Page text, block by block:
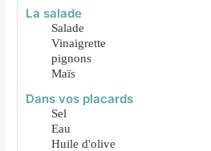
La salade
Salade
Vinaigrette
pignons
Maïs
Dans vos placards
Sel
Eau
Huile d'olive